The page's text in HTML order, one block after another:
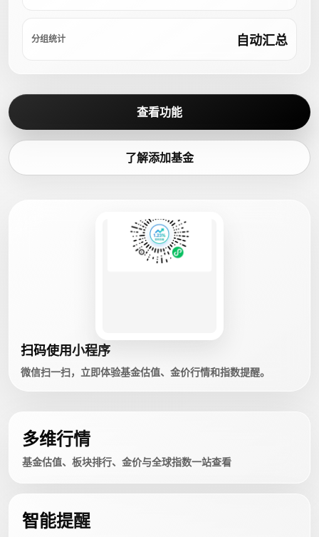
分组统计 自动汇总
查看功能
了解添加基金
扫码使用小程序
微信扫一扫，立即体验基金估值、金价行情和指数提醒。
多维行情
基金估值、板块排行、金价与全球指数一站查看
智能提醒